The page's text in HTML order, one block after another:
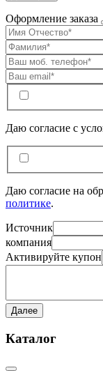
Оформление заказа
Даю согласие c
Даю согласие на
политике.
Источник
компания
Активируйте купон
Далее
Каталог